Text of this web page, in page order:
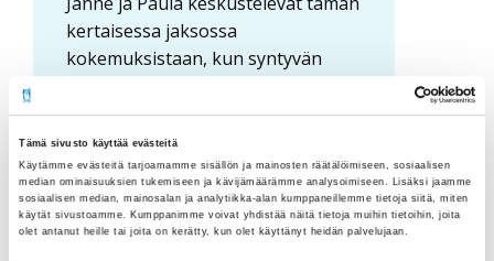
Tämä sivusto käyttää evästeitä
Käytämme evästeitä tarjoamamme sisällön ja mainosten räätälöimiseen, sosiaalisen
median ominaisuuksien tukemiseen ja kävijämäärämme analysoimiseen. Lisäksi jaamme
sosiaalisen median, mainosalan ja analytiikka-alan kumppaneillemme tietoja siitä, miten
käytät sivustoamme. Kumppanimme voivat yhdistää näitä tietoja muihin tietoihin, joita
olet antanut heille tai joita on kerätty, kun olet käyttänyt heidän palvelujaan.
kertaisessa jaksossa
kokemuksistaan, kun syntyvän